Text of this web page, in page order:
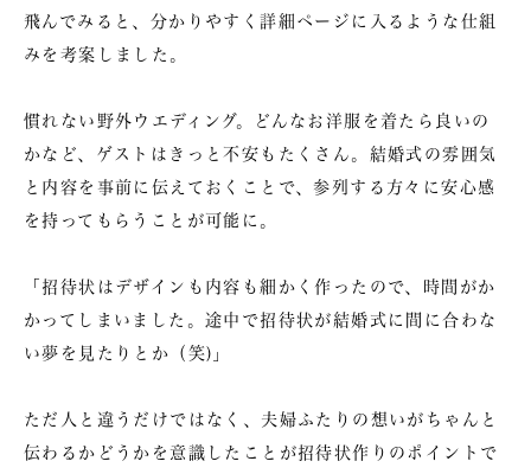
飛んでみると、分かりやすく詳細ページに入るような仕組
みを考案しました。
慣れない野外ウエディング。どんなお洋服を着たら良いの
かなど、ゲストはきっと不安もたくさん。結婚式の雰囲気
と内容を事前に伝えておくことで、参列する方々に安心感
を持ってもらうことが可能に。
「招待状はデザインも内容も細かく作ったので、時間がか
かってしまいました。途中で招待状が結婚式に間に合わな
い夢を見たりとか（笑)」
ただ人と違うだけではなく、夫婦ふたりの想いがちゃんと
伝わるかどうかを意識したことが招待状作りのポイントで